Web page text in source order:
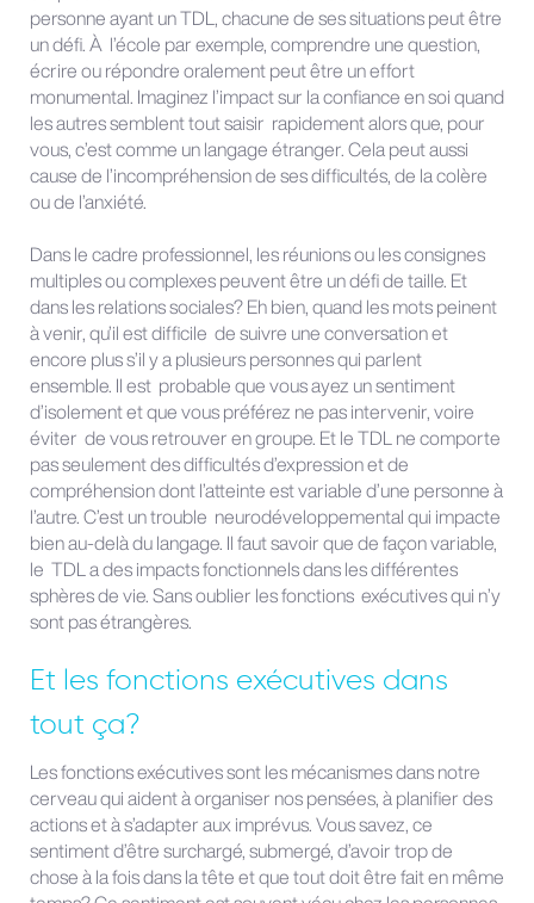
personne ayant un TDL, chacune de ses situations peut être
un défi. À l’école par exemple, comprendre une question,
écrire ou répondre oralement peut être un effort
monumental. Imaginez l’impact sur la confiance en soi quand
les autres semblent tout saisir rapidement alors que, pour
vous, c’est comme un langage étranger. Cela peut aussi
cause de l’incompréhension de ses difficultés, de la colère
ou de l’anxiété.
Dans le cadre professionnel, les réunions ou les consignes
multiples ou complexes peuvent être un défi de taille. Et
dans les relations sociales? Eh bien, quand les mots peinent
à venir, qu’il est difficile de suivre une conversation et
encore plus s’il y a plusieurs personnes qui parlent
ensemble. Il est probable que vous ayez un sentiment
d’isolement et que vous préférez ne pas intervenir, voire
éviter de vous retrouver en groupe. Et le TDL ne comporte
pas seulement des difficultés d’expression et de
compréhension dont l’atteinte est variable d’une personne à
l’autre. C’est un trouble neurodéveloppemental qui impacte
bien au-delà du langage. Il faut savoir que de façon variable,
le TDL a des impacts fonctionnels dans les différentes
sphères de vie. Sans oublier les fonctions exécutives qui n’y
sont pas étrangères.
Et les fonctions exécutives dans
tout ça?
Les fonctions exécutives sont les mécanismes dans notre
cerveau qui aident à organiser nos pensées, à planifier des
actions et à s’adapter aux imprévus. Vous savez, ce
sentiment d’être surchargé, submergé, d’avoir trop de
chose à la fois dans la tête et que tout doit être fait en même